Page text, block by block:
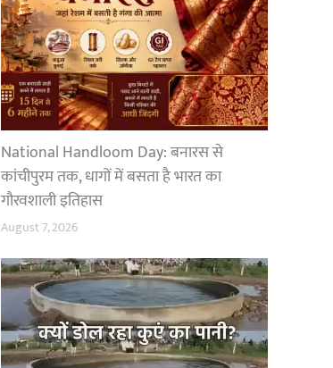
National Handloom Day: बनारस से
कांचीपुरम तक, धागों में बसता है भारत का
गौरवशाली इतिहास
August 7, 2026